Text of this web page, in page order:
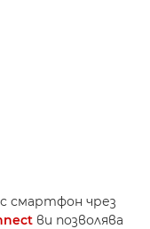
смартфон чрез
ви позволява